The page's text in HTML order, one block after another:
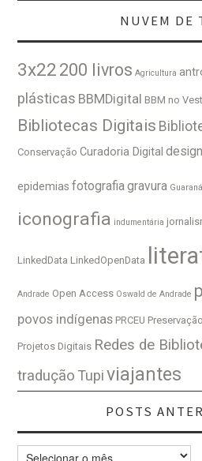
NUVEM DE
3x22 200 livros Agricultura
plásticas BBMDigital BBM no
Bibliotecas Digitais
Conservação Curadoria Digital
epidemias fotografiagravura Guaraná
iconografia indumentária
LinkedData LinkedOpenData
Andrade Open Access Oswald de Andrade
povos indígenas PRCEU Preservação
Projetos Digitais Redes de
tradução Tupi viajantes
POSTS
Posts